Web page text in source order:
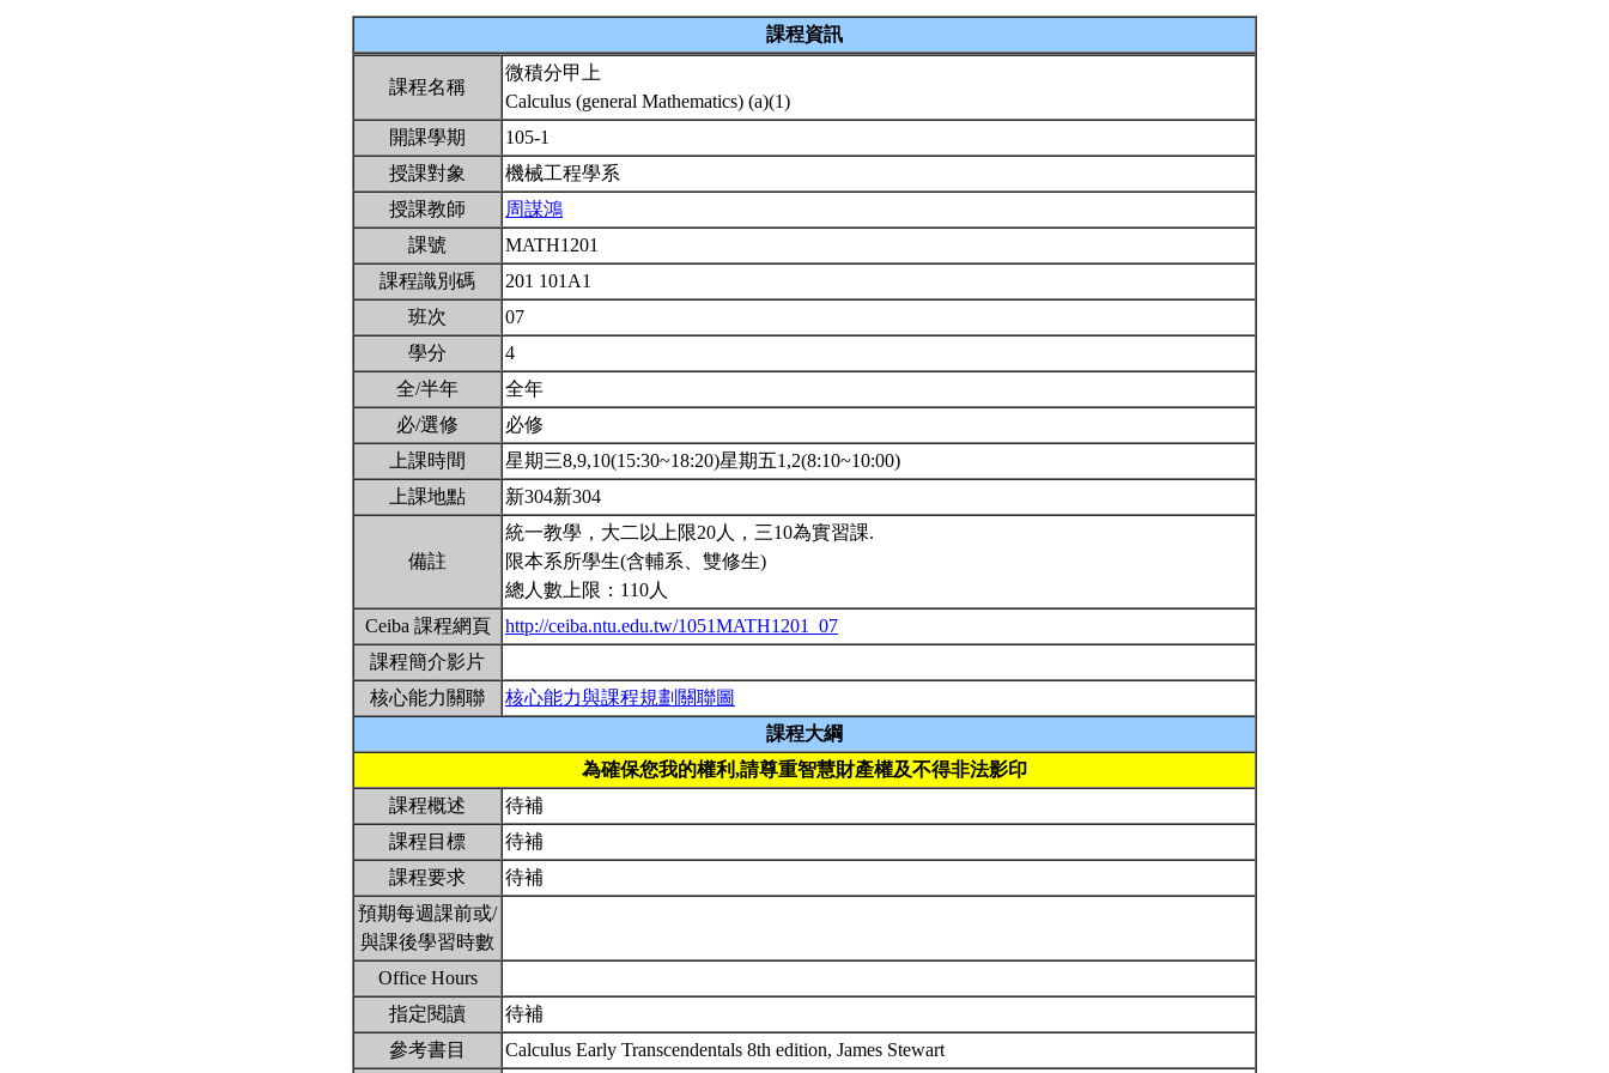
課程資訊
課程名稱
微積分甲上
Calculus (general Mathematics) (a)(1)
開課學期
105-1
授課對象
機械工程學系
授課教師
周謀鴻
課號
MATH1201
課程識別碼
201 101A1
班次
07
學分
4
全/半年
全年
必/選修
必修
上課時間
星期三8,9,10(15:30~18:20)星期五1,2(8:10~10:00)
上課地點
新304新304
備註
統一教學，大二以上限20人，三10為實習課.
限本系所學生(含輔系、雙修生)
總人數上限：110人
Ceiba 課程網頁
http://ceiba.ntu.edu.tw/1051MATH1201_07
課程簡介影片
核心能力關聯
核心能力與課程規劃關聯圖
課程大綱
為確保您我的權利,請尊重智慧財產權及不得非法影印
課程概述
待補
課程目標
待補
課程要求
待補
預期每週課前或/
與課後學習時數
Office Hours
指定閱讀
待補
參考書目
Calculus Early Transcendentals 8th edition, James Stewart